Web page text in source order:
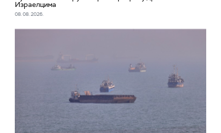
Израелцима
08. 08. 2026.